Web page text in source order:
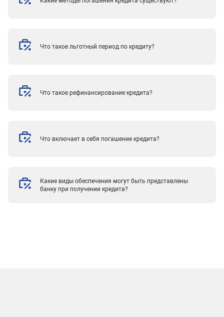
Что такое льготный период по кредиту?
Что такое рефинансирование кредита?
Что включает в себя погашение кредита?
Какие виды обеспечения могут быть представлены
банку при получении кредита?